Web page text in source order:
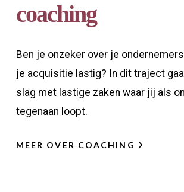
coaching
Ben je onzeker over je
je acquisitie lastig? In dit traject
slag met lastige zaken waar jij als
tegenaan loopt.
MEER OVER COACHING